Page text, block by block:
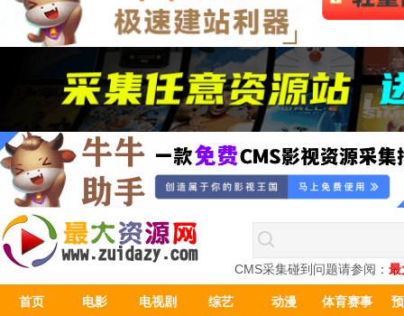
CMS采集碰到问题请参阅： 最
首页 电影 电视剧 综艺 动漫 体育赛事